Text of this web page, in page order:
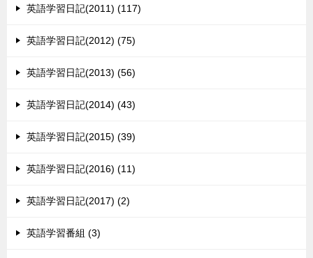
英語学習日記(2011) (117)
英語学習日記(2012) (75)
英語学習日記(2013) (56)
英語学習日記(2014) (43)
英語学習日記(2015) (39)
英語学習日記(2016) (11)
英語学習日記(2017) (2)
英語学習番組 (3)